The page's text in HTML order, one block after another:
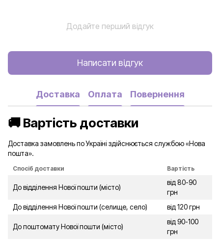
Додайте перший відгук
Написати відгук
Доставка Оплата Повернення
🚚 Вартість доставки
Доставка замовлень по Україні здійснюється службою «Нова
пошта».
Спосіб доставки Вартість
До відділення Нової пошти (місто)
від 80-90
грн
До відділення Нової пошти (селище, село)
від 120 грн
До поштомату Нової пошти (місто)
від 90-100
грн